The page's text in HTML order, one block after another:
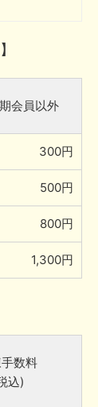
会員以外
300円
500円
800円
1,300円
数料
込)